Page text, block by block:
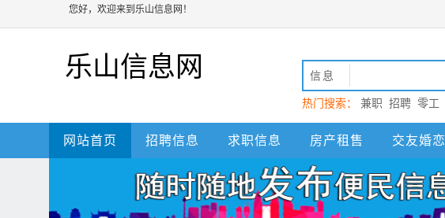
您好，欢迎来到乐山信息网！
乐山信息网 信息
热门搜索： 兼职 招聘 零工
动 乐山
网站首页 招聘信息 求职信息 房产租售 交友婚恋